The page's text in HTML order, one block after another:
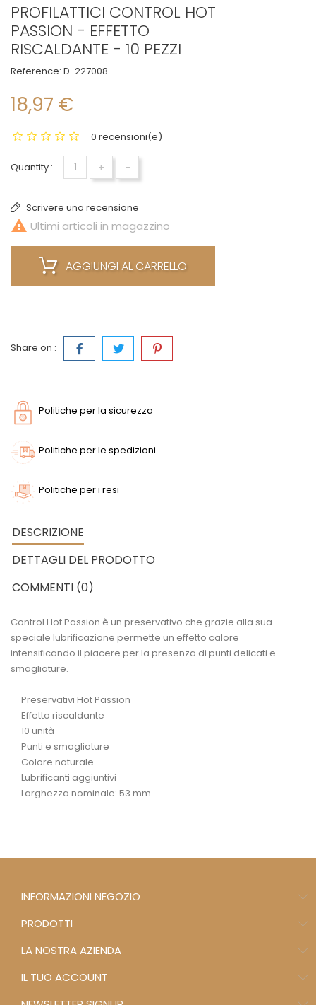
PROFILATTICI CONTROL HOT
PASSION - EFFETTO
RISCALDANTE - 10 PEZZI
Reference: D-227008
18,97 €
0 recensioni(e)
Quantity : + -
Scrivere una recensione
 Ultimi articoli in magazzino
AGGIUNGI AL CARRELLO
Share on :
Politiche per la sicurezza
Politiche per le spedizioni
Politiche per i resi
DESCRIZIONE
DETTAGLI DEL PRODOTTO
COMMENTI (0)
Control Hot Passion è un preservativo che grazie alla sua
speciale lubrificazione permette un effetto calore
intensificando il piacere per la presenza di punti delicati e
smagliature.
Preservativi Hot Passion
Effetto riscaldante
10 unità
Punti e smagliature
Colore naturale
Lubrificanti aggiuntivi
Larghezza nominale: 53 mm
INFORMAZIONI NEGOZIO
PRODOTTI
LA NOSTRA AZIENDA
IL TUO ACCOUNT